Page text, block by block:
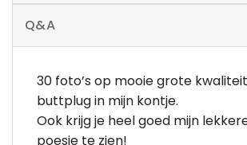
Q&A
30 foto’s op mooie grote
buttplug in mijn kontje.
Ook krijg je heel goed mijn
poesje te zien!